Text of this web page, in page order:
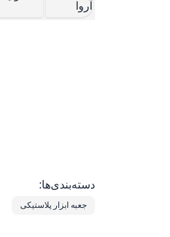
دسته‌بندی‌ها:
جعبه ابزار پلاستیکی